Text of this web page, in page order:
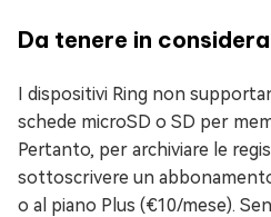
Da tenere in
I dispositivi Ring non
schede microSD o SD per
Pertanto, per archiviare le
sottoscrivere un
o al piano Plus (€10/mese).